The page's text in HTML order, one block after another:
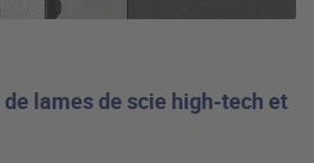
lames de scie high-tech et